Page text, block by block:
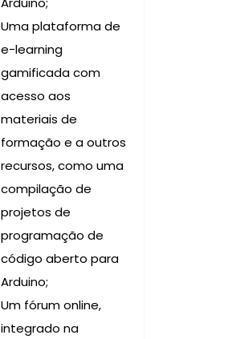
Uma plataforma de
e-learning
gamificada com
acesso aos
materiais de
formação e a outros
recursos, como uma
compilação de
projetos de
programação de
código aberto para
Arduino;
Um fórum online,
integrado na